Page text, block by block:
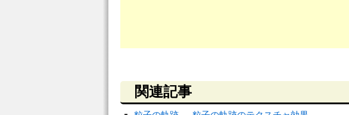
関連記事